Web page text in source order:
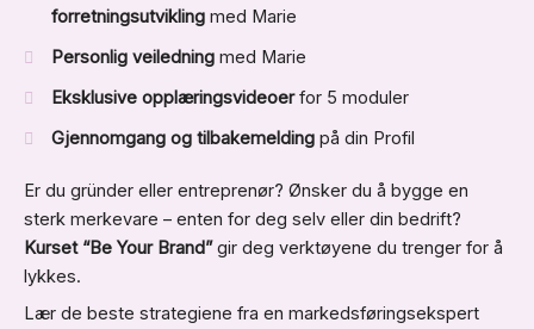
forretningsutvikling med Marie
Personlig veiledning med Marie
Eksklusive opplæringsvideoerfor 5 moduler
Gjennomgang og tilbakemelding på din Profil
Er du gründer eller entreprenør? Ønsker du å bygge en
sterk merkevare – enten for deg selv eller din bedrift?
Kurset “Be Your Brand”gir deg verktøyene du trenger for å
lykkes.
Lær de beste strategiene fra en markedsføringsekspert